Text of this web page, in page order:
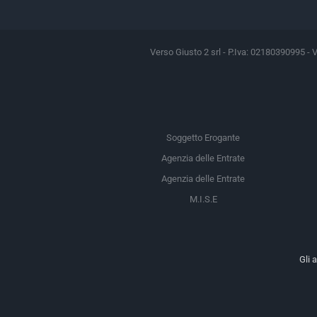
Verso Giusto 2 srl - P.Iva: 02180390995 -
Soggetto Erogante
Agenzia delle Entrate
Agenzia delle Entrate
M.I.S.E
Gli